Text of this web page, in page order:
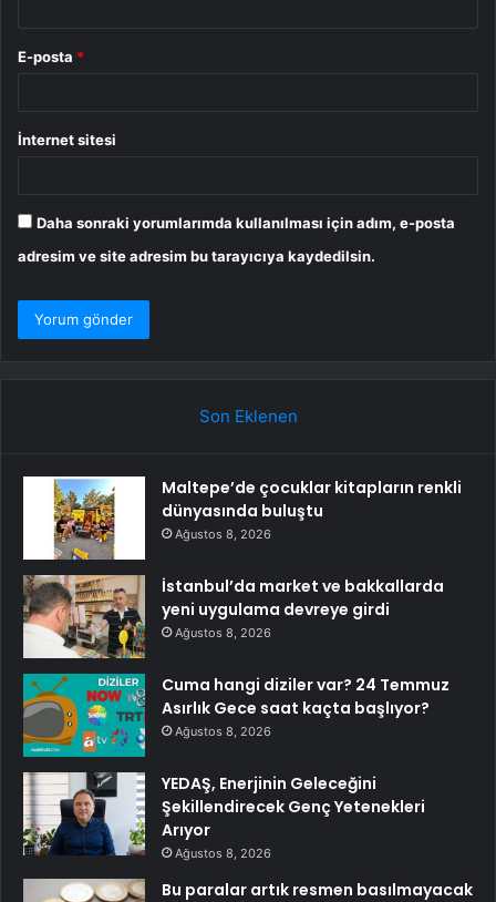
E-posta *
İnternet sitesi
Daha sonraki yorumlarımda kullanılması için adım, e-posta
adresim ve site adresim bu tarayıcıya kaydedilsin.
Son Eklenen
Maltepe’de çocuklar kitapların renkli
dünyasında buluştu
Ağustos 8, 2026
İstanbul’da market ve bakkallarda
yeni uygulama devreye girdi
Ağustos 8, 2026
Cuma hangi diziler var? 24 Temmuz
Asırlık Gece saat kaçta başlıyor?
Ağustos 8, 2026
YEDAŞ, Enerjinin Geleceğini
Şekillendirecek Genç Yetenekleri
Arıyor
Ağustos 8, 2026
Bu paralar artık resmen basılmayacak